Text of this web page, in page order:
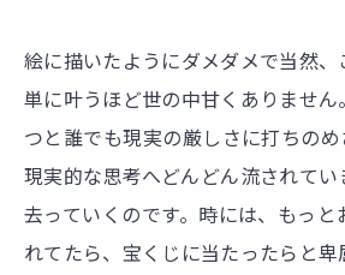
絵に描いたようにダメダメで当然
単に叶うほど世の中甘くありませ
つと誰でも現実の厳しさに打ちのめ
現実的な思考へどんどん流されて
去っていくのです。時には、もっ
れてたら、宝くじに当たったらと